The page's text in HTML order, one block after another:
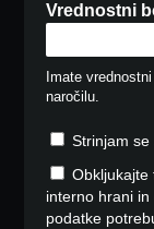
Vrednostni
Imate
naročilu.
Strinjam se
Obkljukajte
interno hrani
podatke